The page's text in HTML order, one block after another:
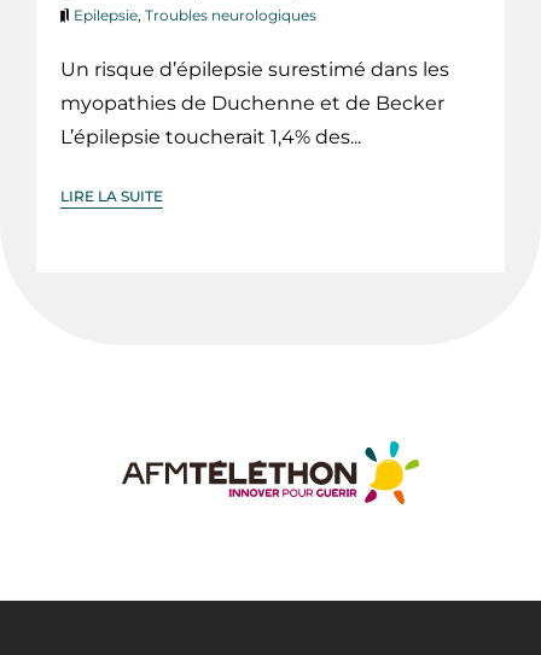
Epilepsie, Troubles neurologiques
Un risque d’épilepsie surestimé dans les
myopathies de Duchenne et de Becker
L’épilepsie toucherait 1,4% des...
LIRE LA SUITE